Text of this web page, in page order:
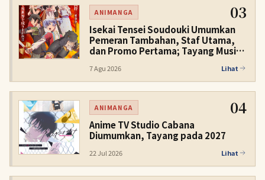
ANIMANGA 03
Isekai Tensei Soudouki Umumkan
Pemeran Tambahan, Staf Utama,
dan Promo Pertama; Tayang Musim
7 Agu 2026 Lihat
ANIMANGA 04
Anime TV Studio Cabana
Diumumkan, Tayang pada 2027
22 Jul 2026 Lihat